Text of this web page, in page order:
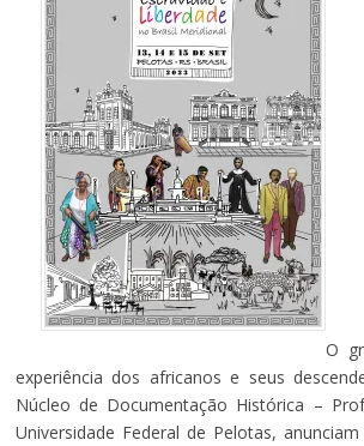
O
experiência dos africanos e seus
Núcleo de Documentação Histórica –
Universidade Federal de Pelotas,